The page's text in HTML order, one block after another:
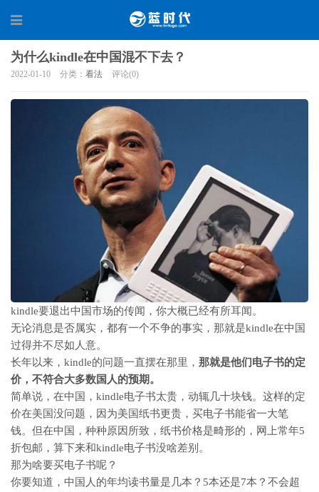
为什么kindle在中国混不下去？
2022-01-10 分类： 看法 评论(0)
kindle要退出中国市场的传闻，你大概已经有所耳闻。
无论消息是否属实，都有一个不争的事实，那就是kindle在中国
过得并不尽如人意。
长年以来，kindle的问题一直摆在那里， 那就是他们电子书的定
价，不符合大多数国人的预期。
简单说，在中国，kindle电子书太贵，动辄几十块钱。这样的定
价在美国没问题，因为美国纸书更贵，买电子书能省一大笔
钱。但在中国，种种原因所致，纸书价格是畸形的，网上常年5
折包邮，算下来和kindle电子书没啥差别。
那为啥要买电子书呢？
你要知道，中国人的年均读书量是几本？5本还是7本？不会超